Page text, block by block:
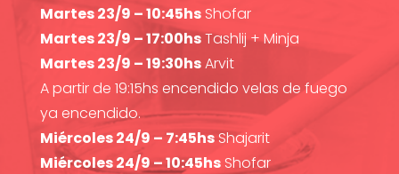
Martes 23/9 – 10:45hsShofar
Martes 23/9 – 17:00hsTashlij + Minja
Martes 23/9 – 19:30hsArvit
A partir de 19:15hs encendido velas de fuego
ya encendido.
Miércoles 24/9 – 7:45hsShajarit
Miércoles 24/9 – 10:45hsShofar